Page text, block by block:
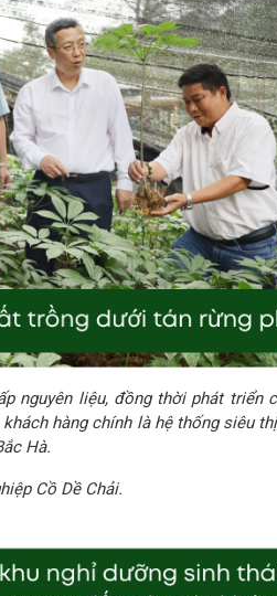
nguyên liệu, đồng thời phát triển
hàng chính là hệ thống siêu
Hà.
Cồ Dề Chải.